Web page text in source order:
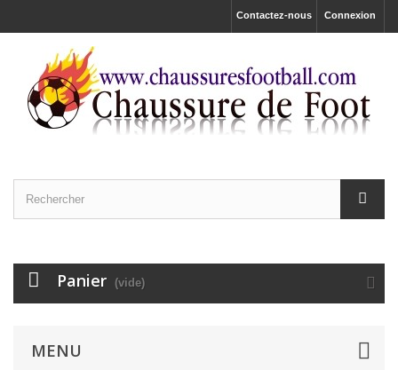
Connexion
Contactez-nous
Panier (vide)
MENU